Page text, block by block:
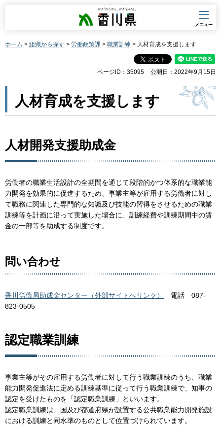
香川県
メニュー
ホーム > 組織から探す > 労働政策課 > 職業訓練 > 人材育成を支援します
ページID：35095 公開日：2022年9月15日
人材育成を支援します
人材開発支援助成金
労働者の職業生活設計の全期間を通じて段階的かつ体系的な職業能
力開発を効果的に促進するため、事業主等が雇用する労働者に対し
て職務に関連した専門的な知識及び技能の習得をさせるための職業
訓練等を計画に沿って実施した場合に、訓練経費や訓練期間中の賃
金の一部等を助成する制度です。
問い合わせ
香川労働局助成金センター（外部サイトへリンク）
電話 087-
823-0505
認定職業訓練
事業主等がその雇用する労働者に対して行う職業訓練のうち、職業
能力開発促進法に定める訓練基準に従って行う職業訓練で、知事の
認定を受けたものを「認定職業訓練」といいます。
認定職業訓練は、国及び都道府県が設置する公共職業能力開発施設
における訓練と同水準のものとして位置づけられています。